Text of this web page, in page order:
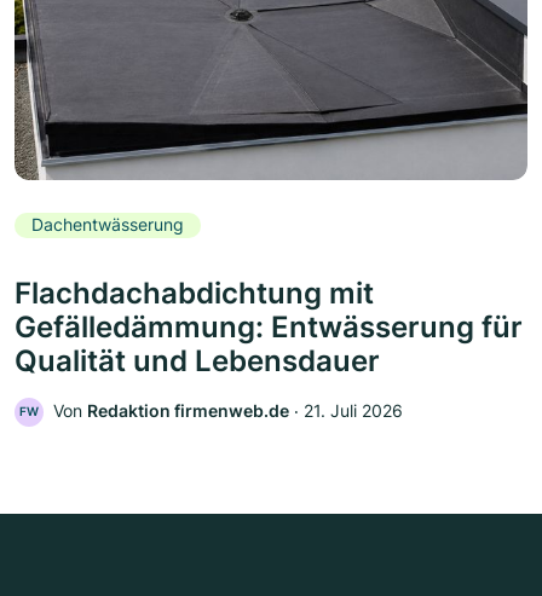
Dachentwässerung
Flachdachabdichtung mit
Gefälledämmung: Entwässerung für
Qualität und Lebensdauer
FW Von Redaktion firmenweb.de ‧ 21. Juli 2026